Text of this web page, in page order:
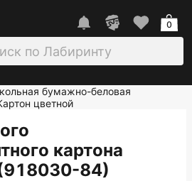
0
бумажно-беловая
цветной
картона
84)